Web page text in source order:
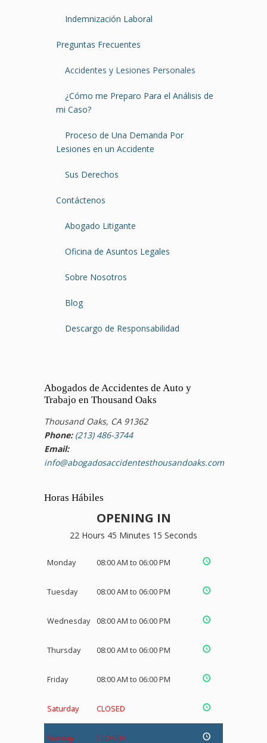
Indemnización Laboral
Preguntas Frecuentes
Accidentes y Lesiones Personales
¿Cómo me Preparo Para el Análisis de
mi Caso?
Proceso de Una Demanda Por
Lesiones en un Accidente
Sus Derechos
Contáctenos
Abogado Litigante
Oficina de Asuntos Legales
Sobre Nosotros
Blog
Descargo de Responsabilidad
Abogados de Accidentes de Auto y
Trabajo en Thousand Oaks
Thousand Oaks, CA 91362
Phone: (213) 486-3744
Email:
info@abogadosaccidentesthousandoaks.com
Horas Hábiles
OPENING IN
22 Hours 45 Minutes 14 Seconds
Monday 08:00 AM to 06:00 PM
Tuesday 08:00 AM to 06:00 PM
Wednesday 08:00 AM to 06:00 PM
Thursday 08:00 AM to 06:00 PM
Friday 08:00 AM to 06:00 PM
Saturday CLOSED
Sunday CLOSED